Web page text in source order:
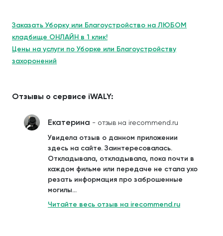
Заказать Уборку или Благоустройство на ЛЮБОМ
кладбище ОНЛАЙН в 1 клик!
Цены на услуги по Уборке или Благоустройству
захоронений
Отзывы о сервисе iWALY:
Екатерина - отзыв на irecommend.ru
Увидела отзыв о данном приложении
здесь на сайте. Заинтересовалась.
Откладывала, откладывала, пока почти в
каждом фильме или передаче не стала ухо
резать информация про заброшенные
могилы...
Читайте весь отзыв на irecommend.ru